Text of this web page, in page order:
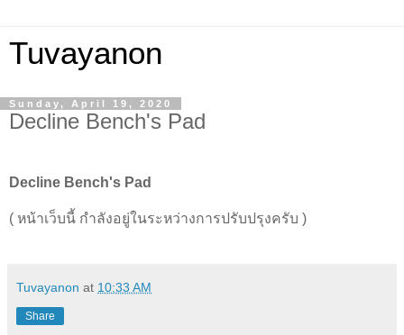
Tuvayanon
Sunday, April 19, 2020
Decline Bench's Pad
Decline Bench's Pad
( หน้าเว็บนี้ กำลังอยู่ในระหว่างการปรับปรุงครับ )
Tuvayanon at 10:33 AM
Share